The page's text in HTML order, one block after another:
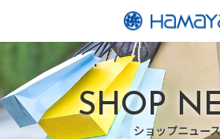
SHOP
ショップニュース